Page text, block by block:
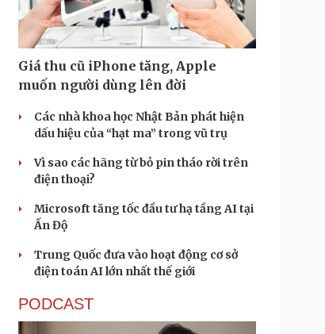
Giá thu cũ iPhone tăng, Apple
muốn người dùng lên đời
Các nhà khoa học Nhật Bản phát hiện
dấu hiệu của “hạt ma” trong vũ trụ
Vì sao các hãng từ bỏ pin tháo rời trên
điện thoại?
Microsoft tăng tốc đầu tư hạ tầng AI tại
Ấn Độ
Trung Quốc đưa vào hoạt động cơ sở
điện toán AI lớn nhất thế giới
PODCAST